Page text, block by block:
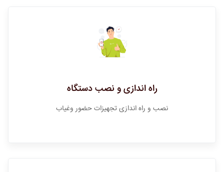
راه اندازی و نصب دستگاه
نصب و راه اندازی تجهیزات حضور وغیاب